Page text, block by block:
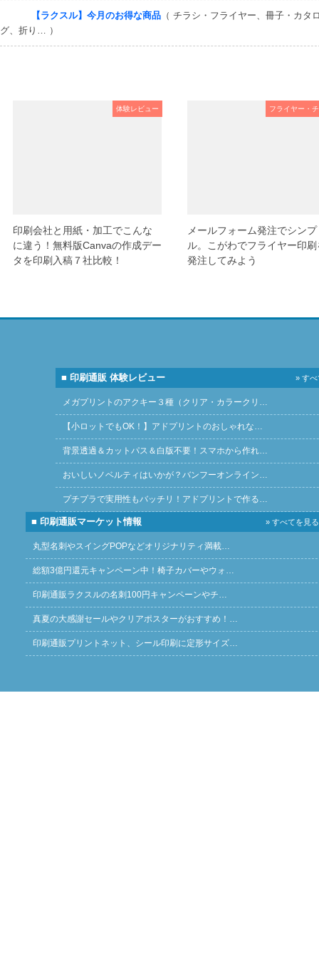
【ラクスル】今月のお得な商品 （ チラシ・フライヤー、冊子・カタ
グ、折り… ）
体験レビュー
印刷会社と用紙・加工でこんな
に違う！無料版Canvaの作成デー
タを印刷入稿７社比較！
フライヤー・
メールフォーム発注でシンプ
ル。こがわでフライヤー印刷
発注してみよう
■ 印刷通販 体験レビュー » す
メガプリントのアクキー３種（クリア・カラークリ…
【小ロットでもOK！】アドプリントのおしゃれな…
背景透過＆カットパス＆白版不要！スマホから作れ…
おいしいノベルティはいかが？バンフーオンライン…
プチプラで実用性もバッチリ！アドプリントで作る…
■ 印刷通販マーケット情報 » すべてを見る
丸型名刺やスイングPOPなどオリジナリティ満載…
総額3億円還元キャンペーン中！椅子カバーやウォ…
印刷通販ラクスルの名刺100円キャンペーンやチ…
真夏の大感謝セールやクリアポスターがおすすめ！…
印刷通販プリントネット、シール印刷に定形サイズ…